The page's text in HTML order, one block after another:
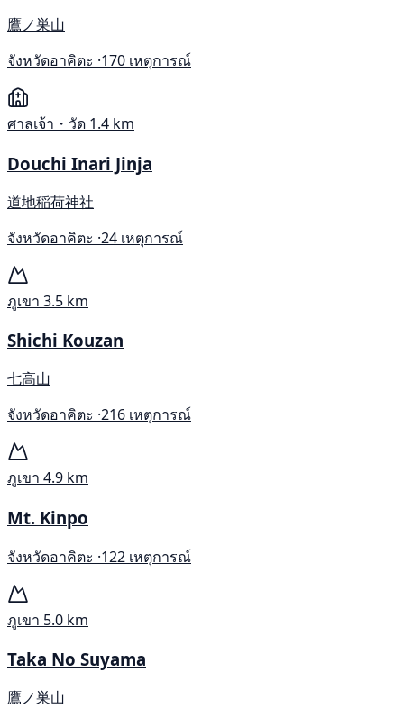
鷹ノ巣山
จังหวัดอาคิตะ ·170 เหตุการณ์
ศาลเจ้า・วัด 1.4 km
Douchi Inari Jinja
道地稲荷神社
จังหวัดอาคิตะ ·24 เหตุการณ์
ภูเขา 3.5 km
Shichi Kouzan
七高山
จังหวัดอาคิตะ ·216 เหตุการณ์
ภูเขา 4.9 km
Mt. Kinpo
จังหวัดอาคิตะ ·122 เหตุการณ์
ภูเขา 5.0 km
Taka No Suyama
鷹ノ巣山